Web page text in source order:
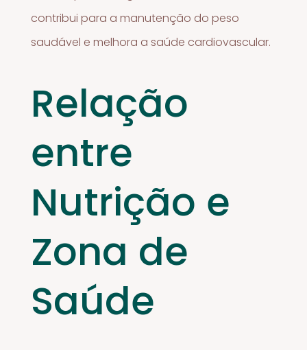
contribui para a manutenção do peso
saudável e melhora a saúde cardiovascular.
Relação
entre
Nutrição e
Zona de
Saúde